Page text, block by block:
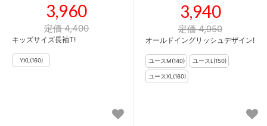
3,960
定価 4,400
キッズサイズ長袖T!
3,940
定価 4,950
オールドイングリッシュデザイン!